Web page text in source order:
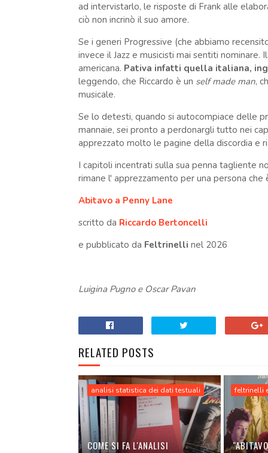
ad intervistarlo, le risposte di Frank alle
ciò non incrinò il suo amore.
Se i generi Progressive (che abbiamo
invece il Jazz e musicisti mai sentiti
americana. Pativa infatti quella italiana,
leggendo, che Riccardo è un self made man,
musicale.
Se lo detesti, quando si autocompiace delle
mannaie, sei pronto a perdonargli tutto nei
apprezzato molto le pagine della discordia e
I capitoli incentrati sulla sua penna tagliente
rimane l' apprezzamento per una persona che
Abitavo a Penny Lane
scritto da Riccardo Bertoncelli
e pubblicato da Feltrinelli nel 2026
Luigina Pugno e Oscar Pavan
RELATED POSTS
analisi statistica dei dati testuali
COME SI FA L'ANALISI
feltrinelli